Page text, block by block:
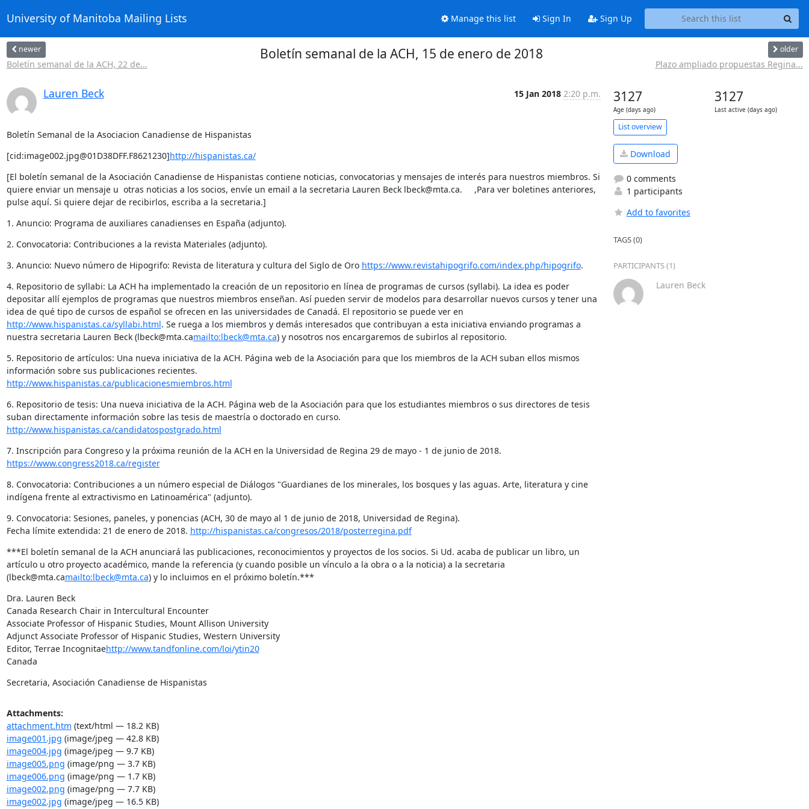
University of Manitoba Mailing Lists Manage this list Sign In Sign Up
newer
Boletín semanal de la ACH, 22 de...
Boletín semanal de la ACH, 15 de enero de 2018 older
Plazo ampliado propuestas Regina...
Lauren Beck 15 Jan 2018 2:20 p.m.
Boletín Semanal de la Asociacion Canadiense de Hispanistas
[cid:image002.jpg@01D38DFF.F8621230]http://hispanistas.ca/
[El boletín semanal de la Asociación Canadiense de Hispanistas contiene noticias, convocatorias y mensajes de interés para nuestros miembros. Si
quiere enviar un mensaje u  otras noticias a los socios, envíe un email a la secretaria Lauren Beck lbeck@mta.ca.     ,Para ver boletines anteriores,
pulse aquí. Si quiere dejar de recibirlos, escriba a la secretaria.]
1. Anuncio: Programa de auxiliares canadienses en España (adjunto).
2. Convocatoria: Contribuciones a la revista Materiales (adjunto).
3. Anuncio: Nuevo número de Hipogrifo: Revista de literatura y cultura del Siglo de Oro https://www.revistahipogrifo.com/index.php/hipogrifo.
4. Repositorio de syllabi: La ACH ha implementado la creación de un repositorio en línea de programas de cursos (syllabi). La idea es poder
depositar allí ejemplos de programas que nuestros miembros enseñan. Así pueden servir de modelos para desarrollar nuevos cursos y tener una
http://www.hispanistas.ca/syllabi.html. Se ruega a los miembros y demás interesados que contribuyan a esta iniciativa enviando programas a
nuestra secretaria Lauren Beck (lbeck@mta.camailto:lbeck@mta.ca) y nosotros nos encargaremos de subirlos al repositorio.
5. Repositorio de artículos: Una nueva iniciativa de la ACH. Página web de la Asociación para que los miembros de la ACH suban ellos mismos
http://www.hispanistas.ca/publicacionesmiembros.html
6. Repositorio de tesis: Una nueva iniciativa de la ACH. Página web de la Asociación para que los estudiantes miembros o sus directores de tesis
http://www.hispanistas.ca/candidatospostgrado.html
https://www.congress2018.ca/register
8. Convocatoria: Contribuciones a un número especial de Diálogos "Guardianes de los minerales, los bosques y las aguas. Arte, literatura y cine
indígena frente al extractivismo en Latinoamérica" (adjunto).
9. Convocatoria: Sesiones, paneles, y ponencias (ACH, 30 de mayo al 1 de junio de 2018, Universidad de Regina).
Fecha límite extendida: 21 de enero de 2018. http://hispanistas.ca/congresos/2018/posterregina.pdf
***El boletín semanal de la ACH anunciará las publicaciones, reconocimientos y proyectos de los socios. Si Ud. acaba de publicar un libro, un
artículo u otro proyecto académico, mande la referencia (y cuando posible un vínculo a la obra o a la noticia) a la secretaria
(lbeck@mta.camailto:lbeck@mta.ca) y lo incluimos en el próximo boletín.***
Dra. Lauren Beck
Canada Research Chair in Intercultural Encounter
Associate Professor of Hispanic Studies, Mount Allison University
Adjunct Associate Professor of Hispanic Studies, Western University
Editor, Terrae Incognitaehttp://www.tandfonline.com/loi/ytin20
Canada
Secretaria, Asociación Canadiense de Hispanistas
Attachments:
attachment.htm (text/html — 18.2 KB)
image001.jpg (image/jpeg — 42.8 KB)
image004.jpg (image/jpeg — 9.7 KB)
image005.png (image/png — 3.7 KB)
image006.png (image/png — 1.7 KB)
image002.png (image/png — 7.7 KB)
image002.jpg (image/jpeg — 16.5 KB)
3127
Age (days ago)
3127
Last active (days ago)
List overview
Download
0 comments
1 participants
Add to favorites
TAGS (0)
PARTICIPANTS (1)
Lauren Beck